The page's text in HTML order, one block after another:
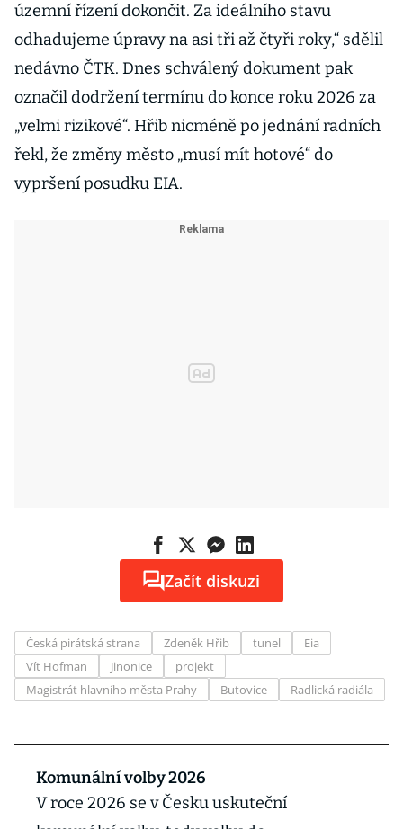
územní řízení dokončit. Za ideálního stavu
odhadujeme úpravy na asi tři až čtyři roky,“ sdělil
nedávno ČTK. Dnes schválený dokument pak
označil dodržení termínu do konce roku 2026 za
„velmi rizikové“. Hřib nicméně po jednání radních
řekl, že změny město „musí mít hotové“ do
vypršení posudku EIA.
Začít diskuzi
Česká pirátská strana Zdeněk Hřib tunel
Eia
Vít Hofman
Jinonice
projekt
Magistrát hlavního města Prahy
Butovice Radlická radiála
Komunální volby 2026
V roce 2026 se v Česku uskuteční